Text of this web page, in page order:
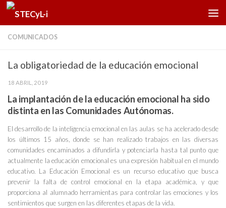
Saltar al contenido
COMUNICADOS
La obligatoriedad de la educación emocional
18 ABRIL, 2019
La implantación de la educación emocional ha sido
distinta en las Comunidades Autónomas.
El desarrollo de la inteligencia emocional en las aulas se ha acelerado desde
los últimos 15 años, donde se han realizado trabajos en las diversas
comunidades encaminados a difundirla y potenciarla hasta tal punto que
actualmente la educación emocional es una expresión habitual en el mundo
educativo. La Educación Emocional es un recurso educativo que busca
prevenir la falta de control emocional en la etapa académica, y que
proporciona al alumnado herramientas para controlar las emociones y los
sentimientos que surgen en las diferentes etapas de la vida.